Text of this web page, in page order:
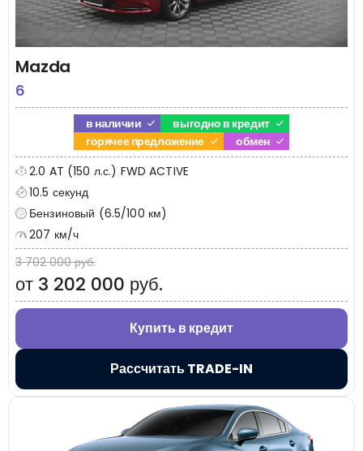
Mazda
6
в наличии
выгодно в кредит
горячее предложение
обмен
2.0 AT (150 л.с.) FWD ACTIVE
10.5 секунд
Бензиновый (6.5/100 км)
207 км/ч
3 702 000 руб.
от 3 202 000 руб.
Купить в кредит
Рассчитать TRADE-IN